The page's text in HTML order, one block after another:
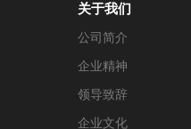
关于我们
公司简介
企业精神
领导致辞
企业文化